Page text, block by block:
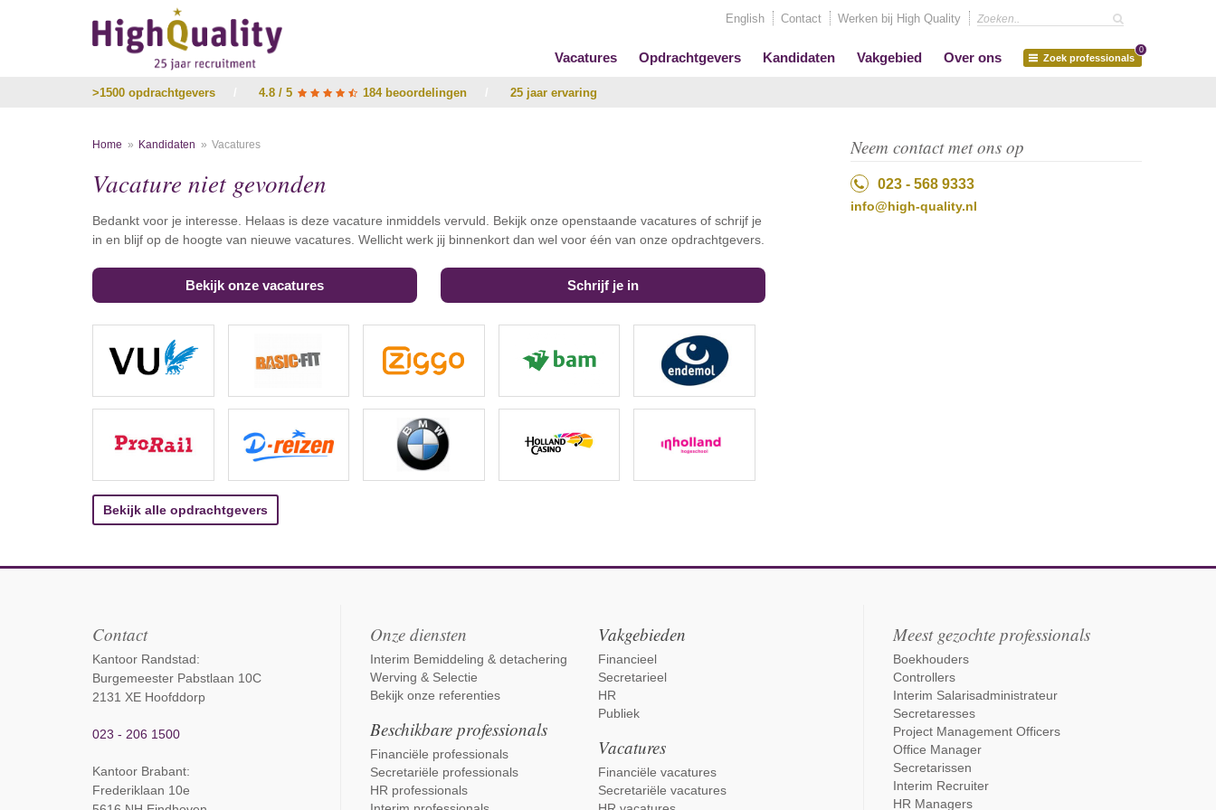
English Contact Werken bij High Quality
Vacatures Opdrachtgevers Kandidaten Vakgebied Over ons Zoek professionals
0
>1500 opdrachtgevers 4.8 / 5 184 beoordelingen 25 jaar ervaring
Home Kandidaten Vacatures
Vacature niet gevonden
Bedankt voor je interesse. Helaas is deze vacature inmiddels vervuld. Bekijk onze openstaande vacatures of schrijf je
in en blijf op de hoogte van nieuwe vacatures. Wellicht werk jij binnenkort dan wel voor één van onze opdrachtgevers.
Bekijk onze vacatures Schrijf je in
Bekijk alle opdrachtgevers
Neem contact met ons op
023 - 568 9333
info@high-quality.nl
Contact
Kantoor Randstad:
Burgemeester Pabstlaan 10C
2131 XE Hoofddorp
023 - 206 1500
Kantoor Brabant:
Frederiklaan 10e
Onze diensten
Interim Bemiddeling & detachering
Werving & Selectie
Bekijk onze referenties
Beschikbare professionals
Financiële professionals
Secretariële professionals
HR professionals
Vakgebieden
Financieel
Secretarieel
HR
Publiek
Vacatures
Financiële vacatures
Secretariële vacatures
Meest gezochte professionals
Boekhouders
Controllers
Interim Salarisadministrateur
Secretaresses
Project Management Officers
Office Manager
Secretarissen
Interim Recruiter
HR Managers